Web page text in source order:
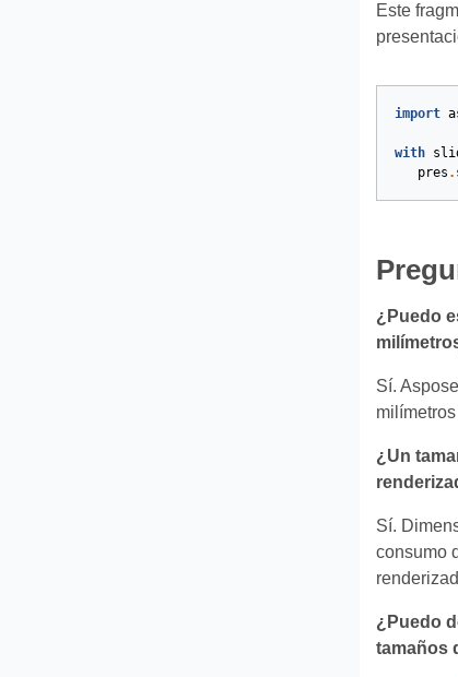
Este
import
with
pres .
¿Puedo
Sí.
¿Un
Sí.
consumo
¿Puedo
tamaños